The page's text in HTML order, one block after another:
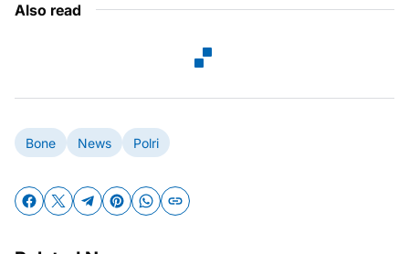
Also read
Bone News Polri